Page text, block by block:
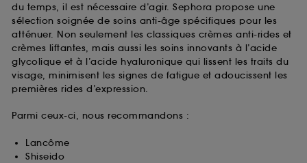
du temps, il est nécessaire d’agir. Sephora propose une
sélection soignée de soins anti-âge spécifiques pour les
atténuer. Non seulement les classiques crèmes anti-rides et
crèmes liftantes, mais aussi les soins innovants à l’acide
glycolique et à l’acide hyaluronique qui lissent les traits du
visage, minimisent les signes de fatigue et adoucissent les
premières rides d’expression.
Parmi ceux-ci, nous recommandons :
Lancôme
Shiseido